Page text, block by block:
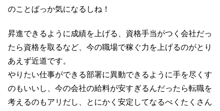
のことばっか気になるしね！
昇進できるように成績を上げる、資格手当がつく会社だっ
たら資格を取るなど、今の職場で稼ぐ力を上げるのがとり
あえず近道です。
やりたい仕事ができる部署に異動できるように手を尽くす
のもいいし、今の会社の給料が安すぎるんだったら転職を
考えるのもアリだし、とにかく安定してなるべくたくさん